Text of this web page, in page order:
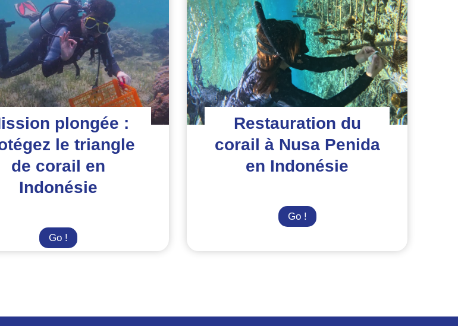
plongée :
le triangle
de corail en
Indonésie
Go !Mission
plongée
Restauration du
corail à Nusa Penida
en Indonésie
Go !Restauration
du
Indonésie